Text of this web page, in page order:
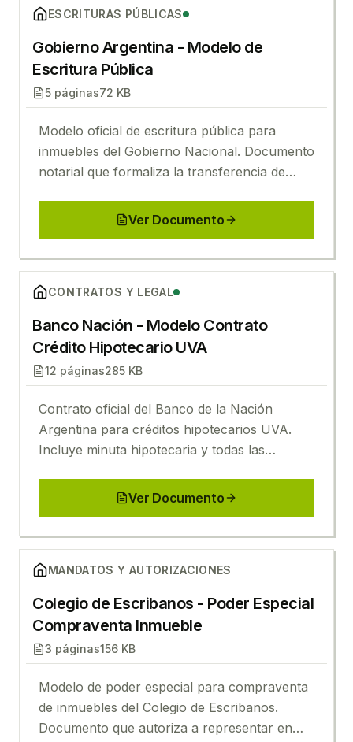
VerGobierno Argentina - Modelo de Escritura Pública
ESCRITURAS PÚBLICAS
Gobierno Argentina - Modelo de
Escritura Pública
5 páginas72 KB
Modelo oficial de escritura pública para
inmuebles del Gobierno Nacional. Documento
notarial que formaliza la transferencia de
Ver Documento
VerBanco Nación - Modelo Contrato Crédito
CONTRATOS Y LEGAL
Banco Nación - Modelo Contrato
Crédito Hipotecario UVA
12 páginas285 KB
Contrato oficial del Banco de la Nación
Argentina para créditos hipotecarios UVA.
Incluye minuta hipotecaria y todas las
Ver Documento
VerColegio de Escribanos - Poder Especial
MANDATOS Y AUTORIZACIONES
Colegio de Escribanos - Poder Especial
Compraventa Inmueble
3 páginas156 KB
Modelo de poder especial para compraventa
de inmuebles del Colegio de Escribanos.
Documento que autoriza a representar en